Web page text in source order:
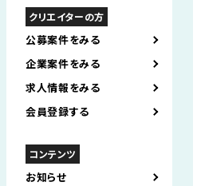
クリエイターの方
公募案件をみる
企業案件をみる
求人情報をみる
会員登録する
コンテンツ
お知らせ